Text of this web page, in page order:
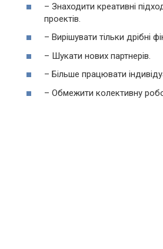
– Знаходити креативні
проектів.
– Вирішувати тільки дрібні
– Шукати нових партнерів.
– Більше працювати
– Обмежити колективну